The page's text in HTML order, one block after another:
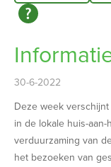
30-6-2022
Deze week
in de lokale huis-
verduurzaming van
het bezoeken van